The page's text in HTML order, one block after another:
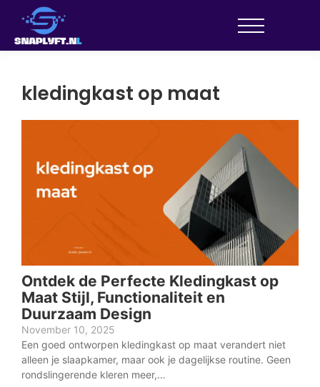
kledingkast op maat
Ontdek de Perfecte Kledingkast op
Maat Stijl, Functionaliteit en
Duurzaam Design
November 10, 2025
Een goed ontworpen kledingkast op maat verandert niet
alleen je slaapkamer, maar ook je dagelijkse routine. Geen
rondslingerende kleren meer,…